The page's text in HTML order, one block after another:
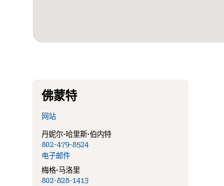
佛蒙特
网站
丹妮尔·哈里斯·伯内特
802-479-8524
电子邮件
梅格·马洛里
802-828-1413